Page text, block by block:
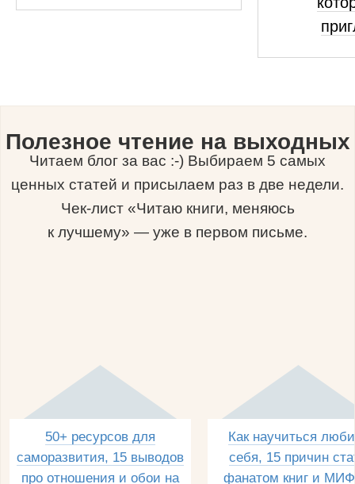
Полезное чтение на выходных
Читаем блог за вас :-) Выбираем 5 самых
ценных статей и присылаем раз в две недели.
Чек-лист «Читаю книги, меняюсь
к лучшему» — уже в первом письме.
50+ ресурсов для
саморазвития, 15 выводов
про отношения и обои на
Как научиться
себя, 15 причин
фанатом книг и